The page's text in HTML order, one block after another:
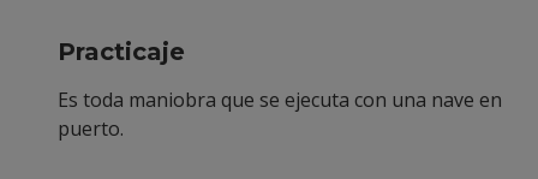
Practicaje
Es toda maniobra que se ejecuta con una nave en
puerto.